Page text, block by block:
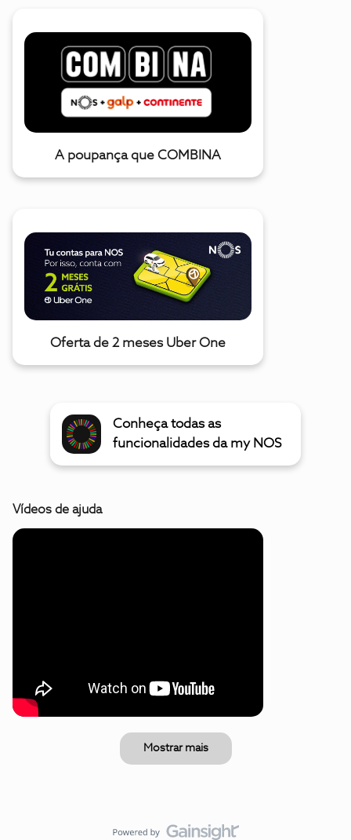
A poupança que COMBINA
Oferta de 2 meses Uber One
Conheça todas as
funcionalidades da my NOS
Vídeos de ajuda
Mostrar mais